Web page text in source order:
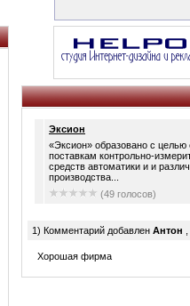
Эксион
«Эксион» образовано с целью
поставкам контрольно-
средств автоматики и и
производства...
(49 голосов)
1) Комментарий добавлен Антон
Хорошая фирма